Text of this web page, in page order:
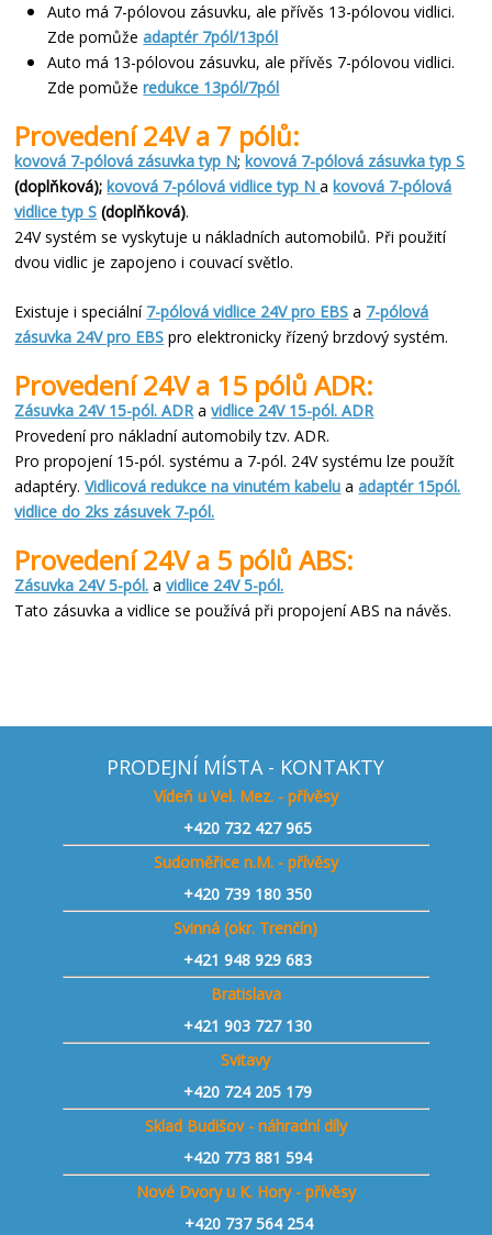
Auto má 7-pólovou zásuvku, ale přívěs 13-pólovou vidlici.
Zde pomůžeadaptér 7pól/13pól
Auto má 13-pólovou zásuvku, ale přívěs 7-pólovou vidlici.
Zde pomůžeredukce 13pól/7pól
Provedení 24V a 7 pólů:
kovová 7-pólová zásuvka typ N;kovová 7-pólová zásuvka typ S
(doplňková);kovová 7-pólová vidlice typ Nakovová 7-pólová
vidlice typ S (doplňková).
24V systém se vyskytuje u nákladních automobilů. Při použití
dvou vidlic je zapojeno i couvací světlo.
Existuje i speciální 7-pólová vidlice 24V pro EBS a 7-pólová
zásuvka 24V pro EBS pro elektronicky řízený brzdový systém.
Provedení 24V a 15 pólů ADR:
Zásuvka 24V 15-pól. ADRavidlice 24V 15-pól. ADR
Provedení pro nákladní automobily tzv. ADR.
Pro propojení 15-pól. systému a 7-pól. 24V systému lze použít
adaptéry.Vidlicová redukce na vinutém kabelu aadaptér 15pól.
vidlice do 2ks zásuvek 7-pól.
Provedení 24V a 5 pólů ABS:
Zásuvka 24V 5-pól. avidlice 24V 5-pól.
Tato zásuvka a vidlice se používá při propojení ABS na návěs.
PRODEJNÍ MÍSTA - KONTAKTY
Vídeň u Vel. Mez. - přívěsy
+420 732 427 965
Sudoměřice n.M. - přívěsy
+420 739 180 350
Svinná (okr. Trenčín)
+421948 929 683
Bratislava
+421 903 727 130
Svitavy
+420 724 205 179
Sklad Budišov - náhradní díly
+420 773 881 594
Nové Dvory u K. Hory - přívěsy
+420 737 564 254